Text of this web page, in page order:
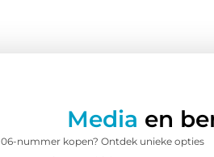
Media en
06-nummer kopen? Ontdek unieke opties